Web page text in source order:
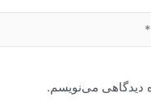
دیدگاهی می‌نویسم.